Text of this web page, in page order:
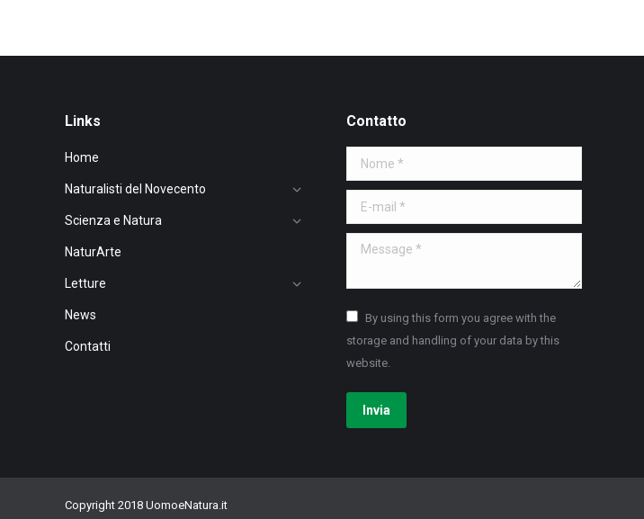
Links
Home
Naturalisti del Novecento
Scienza e Natura
NaturArte
Letture
News
Contatti
Contatto
Nome *
E-mail *
Message *
By using this form you agree with the
storage and handling of your data by this
website.
Invia
Copyright 2018 UomoeNatura.it